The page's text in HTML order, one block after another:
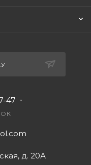
47
д. 20А